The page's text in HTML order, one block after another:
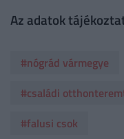
Az adatok
#nógrád vármegye
#családi
#falusi csok